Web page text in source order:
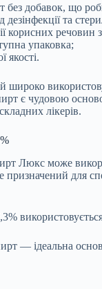
добавок, що
та
корисних речовин
упаковка;
якості.
є чудовою
лікерів.
Люкс може
призначений для
використовується
— ідеальна